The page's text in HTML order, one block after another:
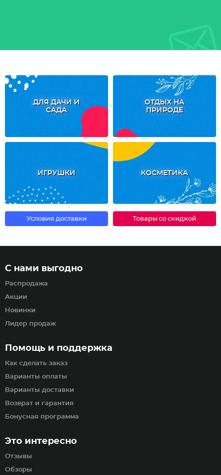
ДЛЯ ДАЧИ И
САДА
ОТДЫХ НА
ПРИРОДЕ
ИГРУШКИ КОСМЕТИКА
Условия доставки Товары со скидкой
Помощь и поддержка
Как сделать заказ
Варианты оплаты
Варианты доставки
Возврат и гарантия
Бонусная программа
С нами выгодно
Распродажа
Акции
Новинки
Лидер продаж
Это интересно
Отзывы
Обзоры